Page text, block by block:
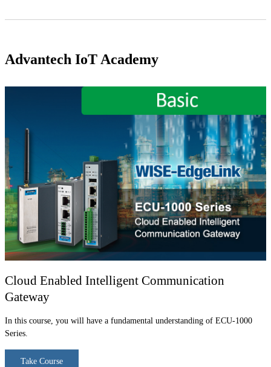
Advantech IoT Academy
Cloud Enabled Intelligent Communication
Gateway
In this course, you will have a fundamental understanding of ECU-1000
Series.
Take Course